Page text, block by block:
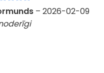
5 no 5 – 2026-02-09